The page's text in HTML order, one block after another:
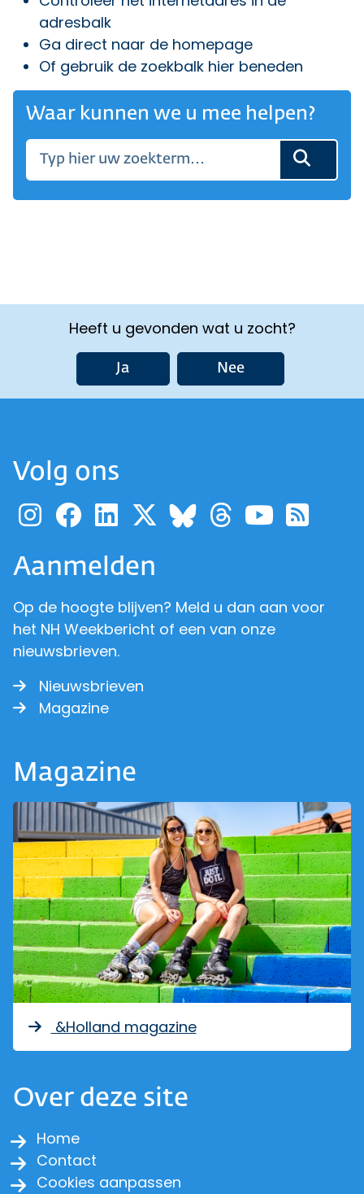
adresbalk
Ga direct naar de homepage
Of gebruik de zoekbalk hier beneden
Waar kunnen we u mee helpen?
Heeft u gevonden wat u zocht?
Ja Nee
Volg ons
Ga naar de pagina van
Ga naar de pagina
Ga naar de
Ga naar de
Ga naar de
Ga naar
Ga
Aanmelden
Op de hoogte blijven? Meld u dan aan voor
het NH Weekbericht of een van onze
nieuwsbrieven.
Nieuwsbrieven
Magazine
Magazine
&Holland magazine
Over deze site
Home
Contact
Cookies aanpassen